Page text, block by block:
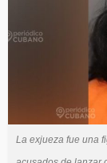
La exjueza fue una